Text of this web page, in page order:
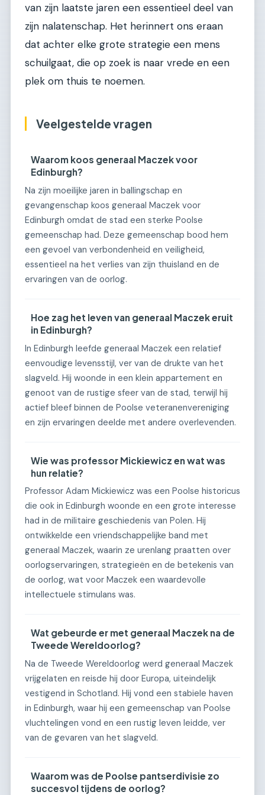
van zijn laatste jaren een essentieel deel van
zijn nalatenschap. Het herinnert ons eraan
dat achter elke grote strategie een mens
schuilgaat, die op zoek is naar vrede en een
plek om thuis te noemen.
Veelgestelde vragen
Waarom koos generaal Maczek voor
Edinburgh?
Na zijn moeilijke jaren in ballingschap en
gevangenschap koos generaal Maczek voor
Edinburgh omdat de stad een sterke Poolse
gemeenschap had. Deze gemeenschap bood hem
een gevoel van verbondenheid en veiligheid,
essentieel na het verlies van zijn thuisland en de
ervaringen van de oorlog.
Hoe zag het leven van generaal Maczek eruit
in Edinburgh?
In Edinburgh leefde generaal Maczek een relatief
eenvoudige levensstijl, ver van de drukte van het
slagveld. Hij woonde in een klein appartement en
genoot van de rustige sfeer van de stad, terwijl hij
actief bleef binnen de Poolse veteranenvereniging
en zijn ervaringen deelde met andere overlevenden.
Wie was professor Mickiewicz en wat was
hun relatie?
Professor Adam Mickiewicz was een Poolse historicus
die ook in Edinburgh woonde en een grote interesse
had in de militaire geschiedenis van Polen. Hij
ontwikkelde een vriendschappelijke band met
generaal Maczek, waarin ze urenlang praatten over
oorlogservaringen, strategieën en de betekenis van
de oorlog, wat voor Maczek een waardevolle
intellectuele stimulans was.
Wat gebeurde er met generaal Maczek na de
Tweede Wereldoorlog?
Na de Tweede Wereldoorlog werd generaal Maczek
vrijgelaten en reisde hij door Europa, uiteindelijk
vestigend in Schotland. Hij vond een stabiele haven
in Edinburgh, waar hij een gemeenschap van Poolse
vluchtelingen vond en een rustig leven leidde, ver
van de gevaren van het slagveld.
Waarom was de Poolse pantserdivisie zo
succesvol tijdens de oorlog?